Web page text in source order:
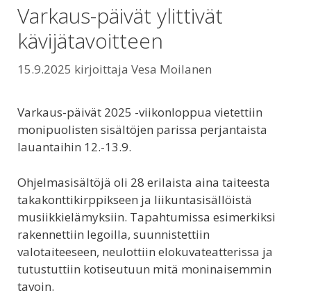
Varkaus-päivät ylittivät
kävijätavoitteen
15.9.2025 kirjoittaja Vesa Moilanen
Varkaus-päivät 2025 -viikonloppua vietettiin
monipuolisten sisältöjen parissa perjantaista
lauantaihin 12.-13.9.
Ohjelmasisältöjä oli 28 erilaista aina taiteesta
takakonttikirppikseen ja liikuntasisällöistä
musiikkielämyksiin. Tapahtumissa esimerkiksi
rakennettiin legoilla, suunnistettiin
valotaiteeseen, neulottiin elokuvateatterissa ja
tutustuttiin kotiseutuun mitä moninaisemmin
tavoin.